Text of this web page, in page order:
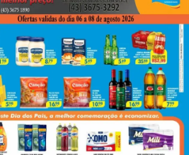
Jovem É Morta E Suspeito Confessa Que ‘tentou Expulsar Demônios’
Next
Mãe Denuncia Ameaças Contra Filho Em Escola Militar: ‘Chora Com Vontade, Senão Vou Te Dar Um Tiro’